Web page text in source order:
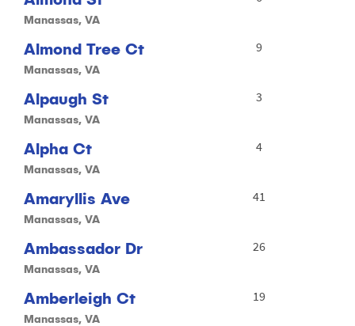
Manassas, VA
Almond Tree Ct
Manassas, VA
9
Alpaugh St
Manassas, VA
3
Alpha Ct
Manassas, VA
4
Amaryllis Ave
Manassas, VA
41
Ambassador Dr
Manassas, VA
26
Amberleigh Ct
Manassas, VA
19